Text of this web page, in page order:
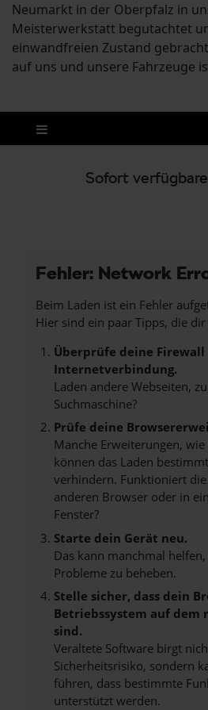
Neumarkt in der Oberpfalz in
Meisterwerkstatt begutachtet
einwandfreien Zustand
auf uns und unsere Fahrzeuge
Sofort
Fehler: Network
Beim Laden ist ein Fehler
Hier sind ein paar Tipps, die
Überprüfe deine
Internetverbindung.
Laden andere Webseiten,
Suchmaschine?
Prüfe deine
Manche Erweiterungen,
können das Laden
verhindern. Funktioniert
anderen Browser oder in
Fenster?
Starte dein Gerät neu.
Das kann manchmal
Probleme zu beheben.
Stelle sicher, dass dein
Betriebssystem auf dem
sind.
Veraltete Software birgt
Sicherheitsrisiko, sondern
führen, dass bestimmte
unterstützt werden.